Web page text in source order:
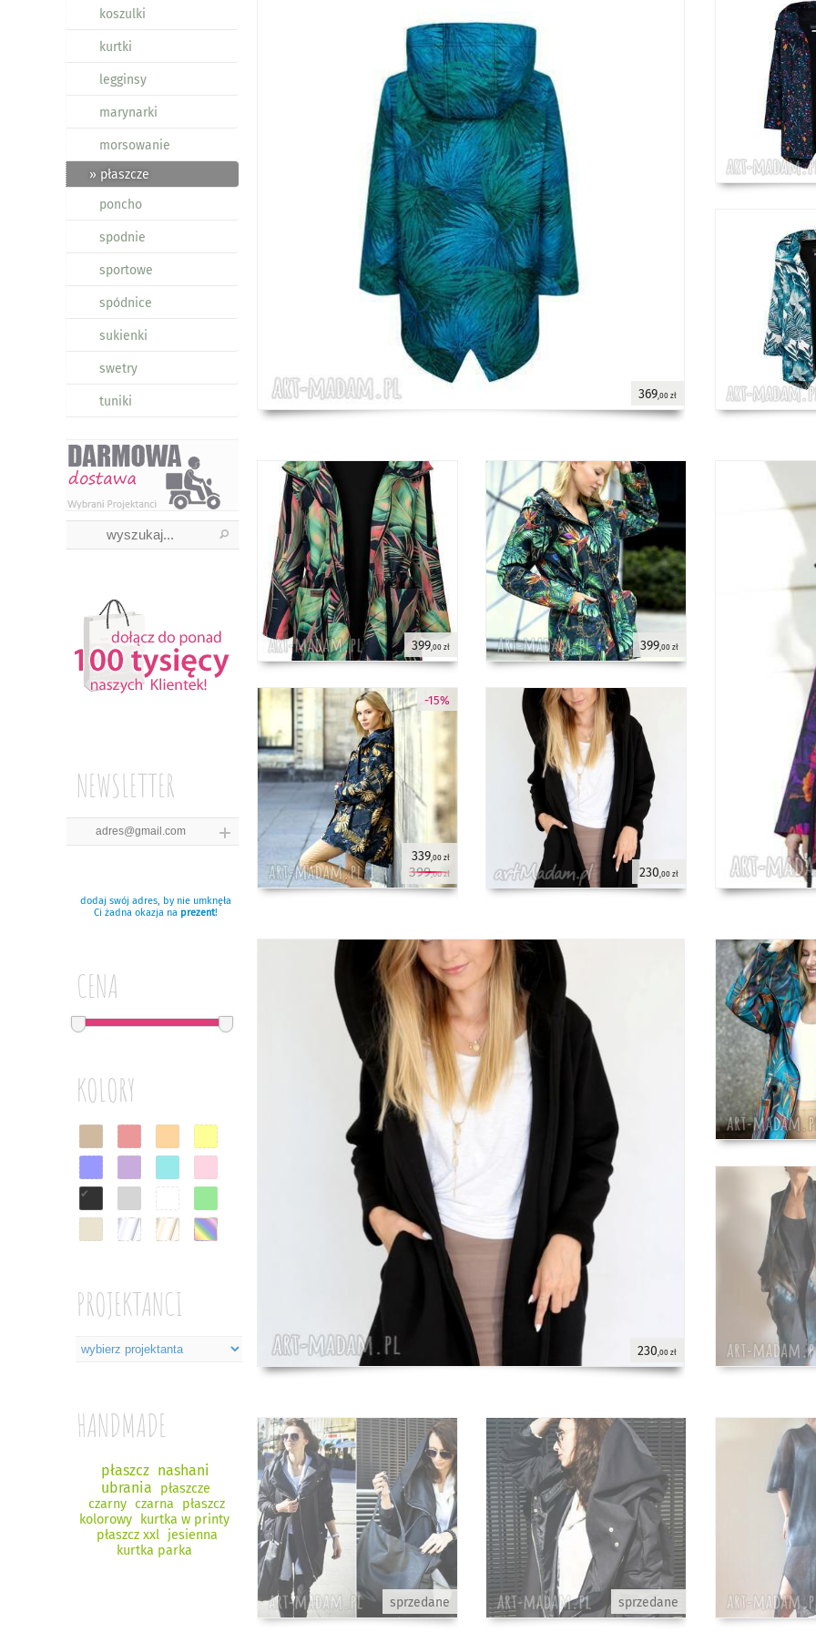
koszulki
kurtki
legginsy
marynarki
morsowanie
» płaszcze
poncho
spodnie
sportowe
spódnice
sukienki
swetry
tuniki
NEWSLETTER
dodaj swój adres, by nie umknęła
Ci żadna okazja na prezent!
CENA
KOLORY
✔
PROJEKTANCI
HANDMADE
płaszcz nashani
ubrania
płaszcze
czarny czarna
płaszcz
kolorowy
kurtka w printy
płaszcz xxl
jesienna
kurtka parka
369,00 zł
399,00 zł 399,00 zł
-15%
339,00 zł
399,00 zł 230,00 zł
230,00 zł
sprzedane sprzedane